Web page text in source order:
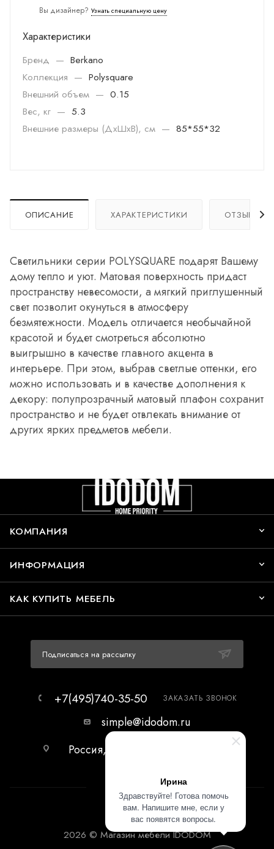
Ирина
Здравствуйте! Готова помочь
вам. Напишите мне, если у
вас появятся вопросы.
Вы дизайнер? Узнать специальную цену
Характеристики
Бренд — Berkano
Коллекция — Polysquare
Внешний объем — 0.15
Вес, кг — 5.3
Внешние размеры (ДхШхВ), см — 85*55*32
ОПИСАНИЕ ХАРАКТЕРИСТИКИ ОТЗЫВЫ
Светильники серии POLYSQUARE подарят Вашему
дому тепло и уют. Матовая поверхность придаст
пространству невесомости, а мягкий приглушенный
свет позволит окунуться в атмосферу
безмятежности. Модель отличается необычайной
красотой и будет смотреться абсолютно
выигрышно в качестве главного акцента в
интерьере. При этом, выбрав светлые оттенки, его
можно использовать и в качестве дополнения к
декору: полупрозрачный матовый плафон сохранит
пространство и не будет отвлекать внимание от
других ярких предметов мебели.
КОМПАНИЯ
ИНФОРМАЦИЯ
КАК КУПИТЬ МЕБЕЛЬ
Подписаться на рассылку
+7(495)740-35-50 ЗАКАЗАТЬ ЗВОНОК
simple@idodom.ru
Россия, г.Москва, МЦ Гранд-2,
2026 © Магазин мебели IDODOM